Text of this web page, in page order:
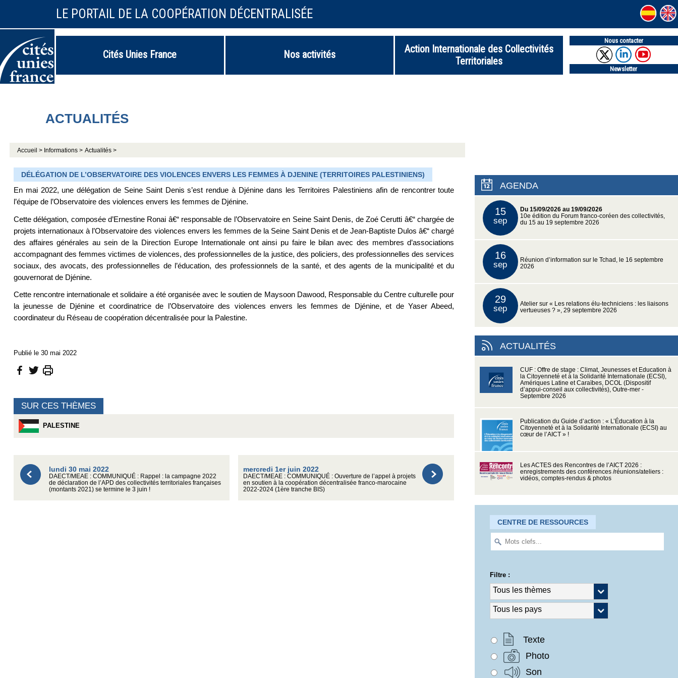
LE PORTAIL DE LA COOPÉRATION DÉCENTRALISÉE
Cités Unies France Nos activités
Action Internationale des Collectivités
Territoriales
Nous contacter
Newsletter
ACTUALITÉS
Accueil > Informations > Actualités >
DÉLÉGATION DE L’OBSERVATOIRE DES VIOLENCES ENVERS LES FEMMES À DJENINE (TERRITOIRES PALESTINIENS)
En mai 2022, une délégation de Seine Saint Denis s’est rendue à Djénine dans les Territoires Palestiniens afin de rencontrer toute
l’équipe de l’Observatoire des violences envers les femmes de Djénine.
Cette délégation, composée d’Ernestine Ronai â€“ responsable de l’Observatoire en Seine Saint Denis, de Zoé Cerutti â€“ chargée de
projets internationaux à l’Observatoire des violences envers les femmes de la Seine Saint Denis et de Jean-Baptiste Dulos â€“ chargé
des affaires générales au sein de la Direction Europe Internationale ont ainsi pu faire le bilan avec des membres d’associations
accompagnant des femmes victimes de violences, des professionnelles de la justice, des policiers, des professionnelles des services
sociaux, des avocats, des professionnelles de l’éducation, des professionnels de la santé, et des agents de la municipalité et du
gouvernorat de Djénine.
Cette rencontre internationale et solidaire a été organisée avec le soutien de Maysoon Dawood, Responsable du Centre culturelle pour
la jeunesse de Djénine et coordinatrice de l’Observatoire des violences envers les femmes de Djénine, et de Yaser Abeed,
coordinateur du Réseau de coopération décentralisée pour la Palestine.
Publié le 30 mai 2022
SUR CES THÈMES
PALESTINE
lundi 30 mai 2022
DAECT/MEAE : COMMUNIQUÉ : Rappel : la campagne 2022
de déclaration de l’APD des collectivités territoriales françaises
(montants 2021) se termine le 3 juin !
mercredi 1er juin 2022
DAECT/MEAE : COMMUNIQUÉ : Ouverture de l’appel à projets
en soutien à la coopération décentralisée franco-marocaine
2022-2024 (1ère tranche BIS)
AGENDA
15
sep
Du 15/09/2026 au 19/09/2026
10e édition du Forum franco-coréen des collectivités,
du 15 au 19 septembre 2026
16
sep
Réunion d’information sur le Tchad, le 16 septembre
2026
29
sep
Atelier sur « Les relations élu-techniciens : les liaisons
vertueuses ? », 29 septembre 2026
ACTUALITÉS
CUF : Offre de stage : Climat, Jeunesses et Education à
la Citoyenneté et à la Solidarité Internationale (ECSI),
Amériques Latine et Caraïbes, DCOL (Dispositif
d’appui-conseil aux collectivités), Outre-mer -
Septembre 2026
Publication du Guide d’action : « L’Éducation à la
Citoyenneté et à la Solidarité Internationale (ECSI) au
cœur de l’AICT » !
Les ACTES des Rencontres de l’AICT 2026 :
enregistrements des conférences /réunions/ateliers :
vidéos, comptes-rendus & photos
CENTRE DE RESSOURCES
Filtre :
Texte
Photo
Son